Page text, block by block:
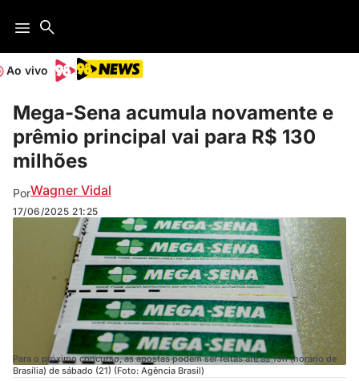
Ao vivo
Mega-Sena acumula novamente e
prêmio principal vai para R$ 130
milhões
PorWagner Vidal
17/06/2025 21:25
Para o próximo concurso, as apostas podem ser feitas até as 19h (horário de
Brasília) de sábado (21) (Foto: Agência Brasil)